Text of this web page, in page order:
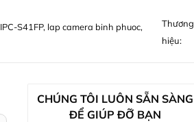
IPC-S41FP, lap camera binh phuoc,
Thương
hiệu:
CHÚNG TÔI LUÔN SẴN SÀNG
ĐỂ GIÚP ĐỠ BẠN